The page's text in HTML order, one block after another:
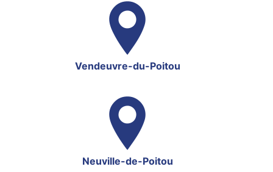
Vendeuvre-du-Poitou
Neuville-de-Poitou